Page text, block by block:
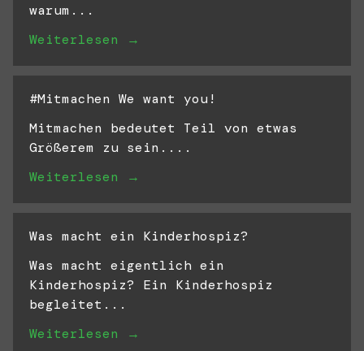
warum...
Weiterlesen →
#Mitmachen We want you!
Mitmachen bedeutet Teil von etwas
Größerem zu sein....
Weiterlesen →
Was macht ein Kinderhospiz?
Was macht eigentlich ein
Kinderhospiz? Ein Kinderhospiz
begleitet...
Weiterlesen →